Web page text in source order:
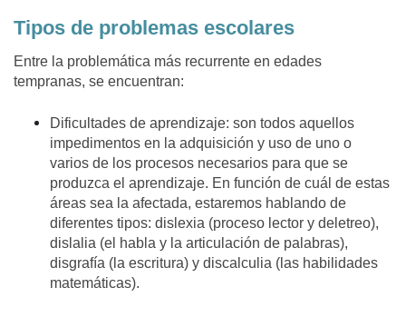
Tipos de problemas escolares
Entre la problemática más recurrente en edades
tempranas, se encuentran:
Dificultades de aprendizaje: son todos aquellos
impedimentos en la adquisición y uso de uno o
varios de los procesos necesarios para que se
produzca el aprendizaje. En función de cuál de estas
áreas sea la afectada, estaremos hablando de
diferentes tipos: dislexia (proceso lector y deletreo),
dislalia (el habla y la articulación de palabras),
disgrafía (la escritura) y discalculia (las habilidades
matemáticas).